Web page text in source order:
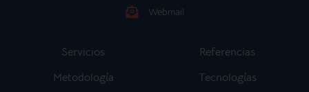
Webmail
Servicios
Referencias
Metodología
Tecnologías